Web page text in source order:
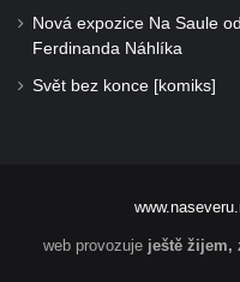
Nová expozice Na Saule
Ferdinanda Náhlíka
Svět bez konce [komiks]
web provozuje ještě žijem,